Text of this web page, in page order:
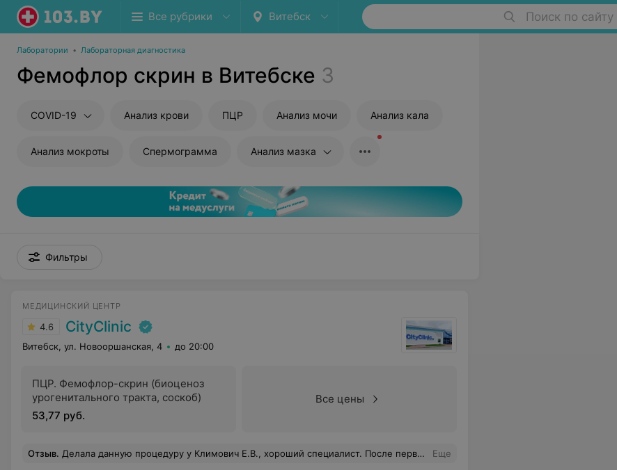
Все рубрики Витебск Поиск по сайту
Лаборатории • Лабораторная диагностика
Фемофлор скрин в Витебске 3
COVID-19 Анализ крови ПЦР Анализ мочи Анализ кала
Анализ мокроты Спермограмма Анализ мазка
Фильтры
МЕДИЦИНСКИЙ ЦЕНТР
4.6 CityClinic
Витебск, ул. Новооршанская, 4 до 20:00
ПЦР. Фемофлор-скрин (биоценоз
урогенитального тракта, соскоб)
53,77 руб.
Все цены
Отзыв. Делала данную процедуру у Климович Е.В., хороший специалист. После первого зуба пошла именно к ней делать свои остальные.Чуткий врач, очень довольна её работой и услугами Сityclinic. Еще